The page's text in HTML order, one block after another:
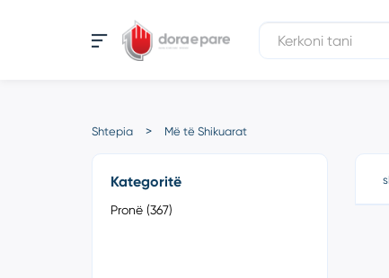
Shtepia Më të Shikuarat
Kategoritë
Pronë (367)